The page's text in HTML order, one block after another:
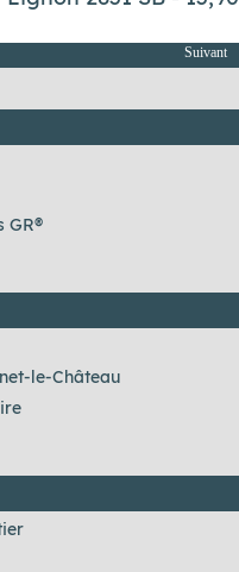
Suivant
GR®
le-Château